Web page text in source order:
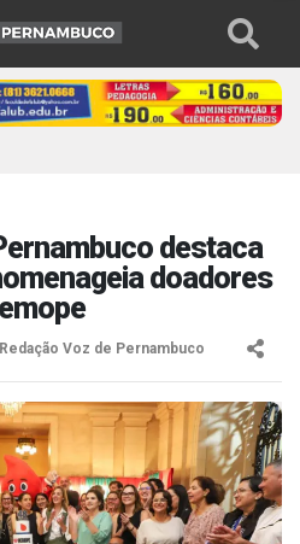
destaca
doadores
Redação Voz de Pernambuco